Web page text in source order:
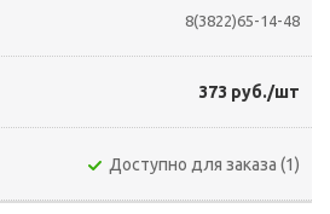
8(3822)65-14-48
373 руб./шт
Доступно для заказа (1)